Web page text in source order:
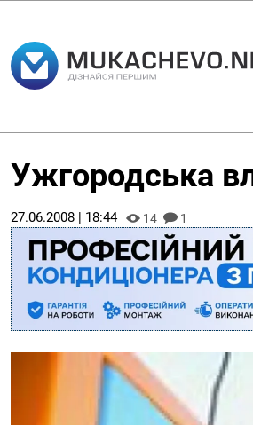
Ужгородська
27.06.2008 | 18:44 14 1